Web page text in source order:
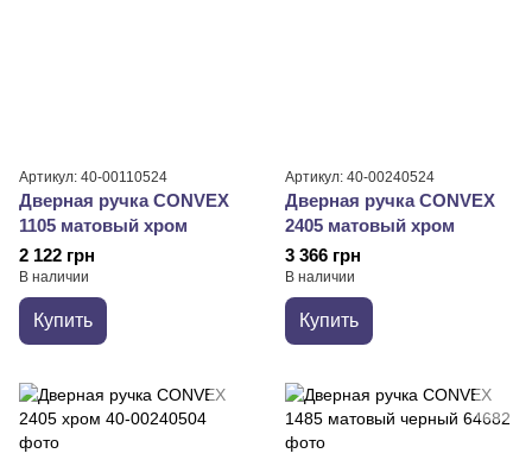
Артикул: 40-00110524
Дверная ручка CONVEX
1105 матовый хром
2 122 грн
В наличии
Купить
Артикул: 40-00240524
Дверная ручка CONVEX
2405 матовый хром
3 366 грн
В наличии
Купить